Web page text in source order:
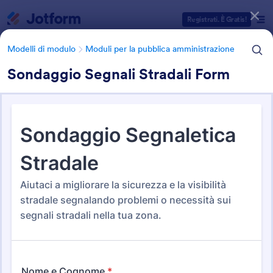
Registrati. È Gratis!
Modelli di modulo Moduli per la pubblica amministrazione
Sondaggio Segnali Stradali Form
Modelli di modulo Moduli per la pubblica amministrazione
Moduli per la pubblica
amministrazione
62 Template
Categorie Template Moduli